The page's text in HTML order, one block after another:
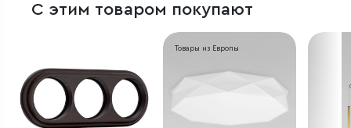
С этим товаром покупают
Товары из Европы